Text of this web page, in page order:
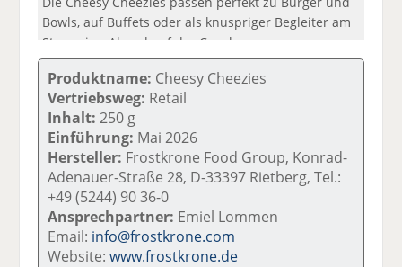
Bowls, auf Buffets oder als knuspriger Begleiter am
Streaming-Abend auf der Couch.
Produktname: Cheesy Cheezies
Vertriebsweg: Retail
Inhalt: 250 g
Einführung: Mai 2026
Hersteller: Frostkrone Food Group, Konrad-
Adenauer-Straße 28, D-33397 Rietberg, Tel.:
+49 (5244) 90 36-0
Ansprechpartner: Emiel Lommen
Email: info@frostkrone.com
Website:www.frostkrone.de